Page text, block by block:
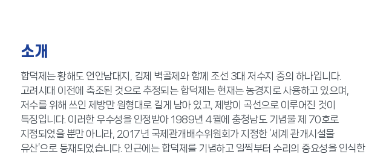
소개
합덕제는 황해도 연안남대지, 김제 벽골제와 함께 조선 3대 저수지 중의 하나입니다.
고려시대 이전에 축조된 것으로 추정되는 합덕제는 현재는 농경지로 사용하고 있으며,
저수를 위해 쓰인 제방만 원형대로 길게 남아 있고, 제방이 곡선으로 이루어진 것이
특징입니다. 이러한 우수성을 인정받아 1989년 4월에 충청남도 기념물 제 70호로
지정되었을 뿐만 아니라, 2017년 국제관개배수위원회가 지정한 ‘세계 관개시설물
유산’으로 등재되었습니다. 인근에는 합덕제를 기념하고 일찍부터 수리의 중요성을 인식한